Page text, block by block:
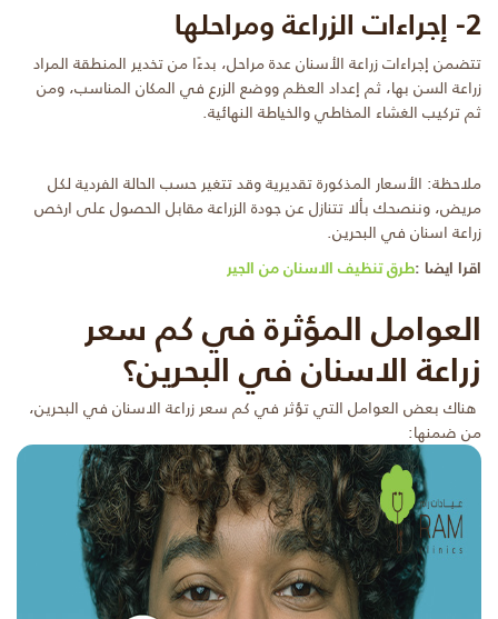
2- إجراءات الزراعة ومراحلها
تتضمن إجراءات زراعة الأسنان عدة مراحل، بدءًا من تخدير المنطقة المراد
زراعة السن بها، ثم إعداد العظم ووضع الزرع في المكان المناسب، ومن
ثم تركيب الغشاء المخاطي والخياطة النهائية.
ملاحظة: الأسعار المذكورة تقديرية وقد تتغير حسب الحالة الفردية لكل
مريض، وننصحك بألا تتنازل عن جودة الزراعة مقابل الحصول على ارخص
زراعة اسنان في البحرين.
اقرا ايضا :طرق تنظيف الاسنان من الجير
العوامل المؤثرة في كم سعر
زراعة الاسنان في البحرين؟
هناك بعض العوامل التي تؤثر في كم سعر زراعة الاسنان في البحرين،
من ضمنها: